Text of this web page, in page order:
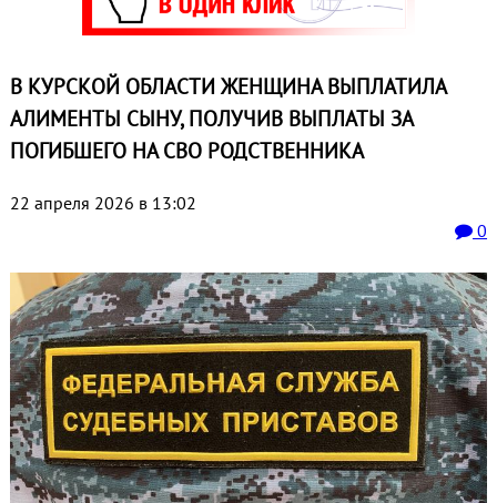
В КУРСКОЙ ОБЛАСТИ ЖЕНЩИНА ВЫПЛАТИЛА
АЛИМЕНТЫ СЫНУ, ПОЛУЧИВ ВЫПЛАТЫ ЗА
ПОГИБШЕГО НА СВО РОДСТВЕННИКА
22 апреля 2026 в 13:02
0